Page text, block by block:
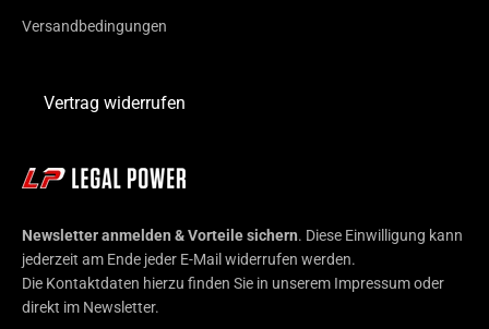
Versandbedingungen
Vertrag widerrufen
Newsletter anmelden & Vorteile sichern. Diese Einwilligung kann
jederzeit am Ende jeder E-Mail widerrufen werden.
Die Kontaktdaten hierzu finden Sie in unserem Impressum oder
direkt im Newsletter.